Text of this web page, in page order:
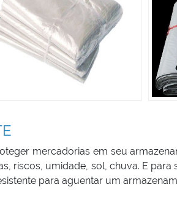
mercadorias em seu
riscos, umidade, sol, chuva. E para
para aguentar um